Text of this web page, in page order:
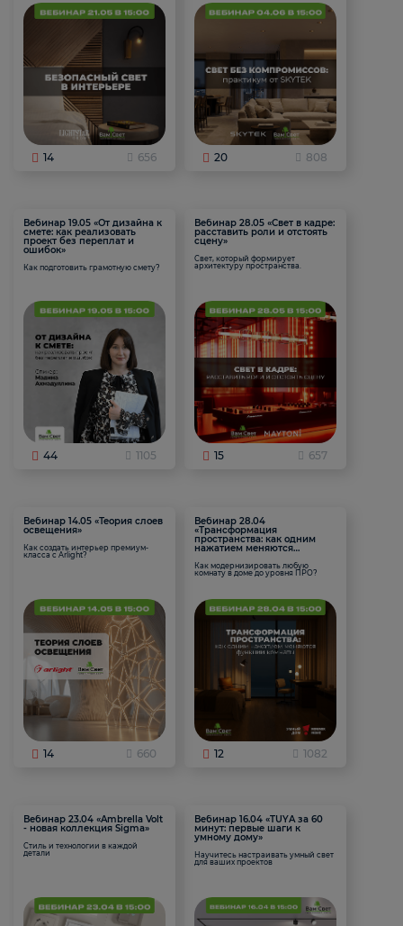
14 656 20 808
Вебинар 19.05 «От дизайна к
смете: как реализовать
проект без переплат и
ошибок»
Как подготовить грамотную смету?
44 1105
Вебинар 28.05 «Свет в кадре:
расставить роли и отстоять
сцену»
Свет, который формирует
архитектуру пространства.
15 657
Вебинар 14.05 «Теория слоев
освещения»
Как создать интерьер премиум-
класса с Arlight?
14 660
Вебинар 28.04
«Трансформация
пространства: как одним
нажатием меняются
Как модернизировать любую
комнату в доме до уровня ПРО?
12 1082
Вебинар 23.04 «Ambrella Volt
- новая коллекция Sigma»
Стиль и технологии в каждой
детали
Вебинар 16.04 «TUYA за 60
минут: первые шаги к
умному дому»
Научитесь настраивать умный свет
для ваших проектов